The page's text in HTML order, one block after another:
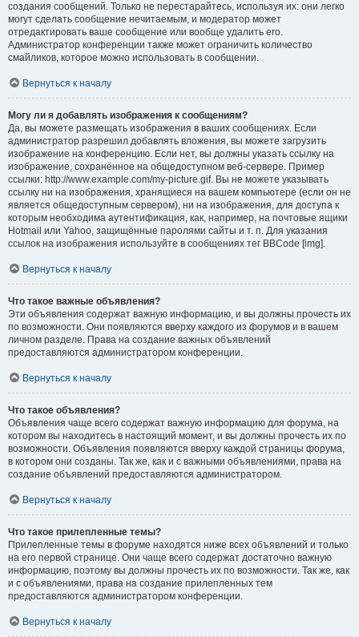
создания сообщений. Только не перестарайтесь, используя их: они легко
могут сделать сообщение нечитаемым, и модератор может
отредактировать ваше сообщение или вообще удалить его.
Администратор конференции также может ограничить количество
смайликов, которое можно использовать в сообщении.
Вернуться к началу
Могу ли я добавлять изображения к сообщениям?
Да, вы можете размещать изображения в ваших сообщениях. Если
администратор разрешил добавлять вложения, вы можете загрузить
изображение на конференцию. Если нет, вы должны указать ссылку на
изображение, сохранённое на общедоступном веб-сервере. Пример
ссылки: http://www.example.com/my-picture.gif. Вы не можете указывать
ссылку ни на изображения, хранящиеся на вашем компьютере (если он не
является общедоступным сервером), ни на изображения, для доступа к
которым необходима аутентификация, как, например, на почтовые ящики
Hotmail или Yahoo, защищённые паролями сайты и т. п. Для указания
ссылок на изображения используйте в сообщениях тег BBCode [img].
Вернуться к началу
Что такое важные объявления?
Эти объявления содержат важную информацию, и вы должны прочесть их
по возможности. Они появляются вверху каждого из форумов и в вашем
личном разделе. Права на создание важных объявлений
предоставляются администратором конференции.
Вернуться к началу
Что такое объявления?
Объявления чаще всего содержат важную информацию для форума, на
котором вы находитесь в настоящий момент, и вы должны прочесть их по
возможности. Объявления появляются вверху каждой страницы форума,
в котором они созданы. Так же, как и с важными объявлениями, права на
создание объявлений предоставляются администратором.
Вернуться к началу
Что такое прилепленные темы?
Прилепленные темы в форуме находятся ниже всех объявлений и только
на его первой странице. Они чаще всего содержат достаточно важную
информацию, поэтому вы должны прочесть их по возможности. Так же, как
и с объявлениями, права на создание прилепленных тем
предоставляются администратором конференции.
Вернуться к началу